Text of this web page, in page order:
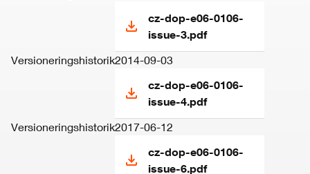
cz-dop-e06-0106-
issue-3.pdf
Versioneringshistorik2014-09-03
cz-dop-e06-0106-
issue-4.pdf
Versioneringshistorik2017-06-12
cz-dop-e06-0106-
issue-6.pdf